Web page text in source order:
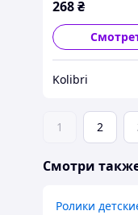
268₴
Kolibri
1 2
Смотри
Ролики